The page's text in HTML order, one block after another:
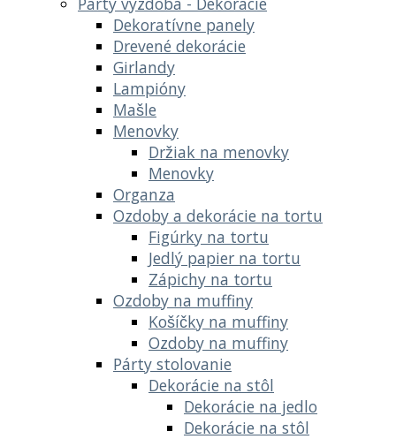
Dekoratívne panely
Drevené dekorácie
Girlandy
Lampióny
Mašle
Menovky
Držiak na menovky
Menovky
Organza
Ozdoby a dekorácie na tortu
Figúrky na tortu
Jedlý papier na tortu
Zápichy na tortu
Ozdoby na muffiny
Košíčky na muffiny
Ozdoby na muffiny
Párty stolovanie
Dekorácie na stôl
Dekorácie na jedlo
Dekorácie na stôl